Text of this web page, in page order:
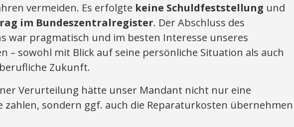
vermeiden. Es erfolgte keine Schuldfeststellung und
im Bundeszentralregister. Der Abschluss des
war pragmatisch und im besten Interesse unseres
– sowohl mit Blick auf seine persönliche Situation als auch
Zukunft.
Verurteilung hätte unser Mandant nicht nur eine
zahlen, sondern ggf. auch die Reparaturkosten übernehmen